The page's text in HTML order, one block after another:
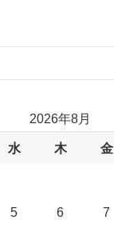
2026年8月
水 木 金
5 6 7